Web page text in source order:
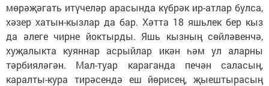
мөрәҗәгать итүчеләр арасында күбрәк ир-атлар булса,
хәзер хатын-кызлар да бар. Хәтта 18 яшьлек бер кыз
да әлеге чирне йоктырды. Яшь кызның сөйләвенчә,
хуҗалыкта куяннар асрыйлар икән һәм ул аларны
тәрбияләгән. Мал-туар караганда печән саласың,
каралты-кура тирәсендә еш йөрисең, җыештырасың